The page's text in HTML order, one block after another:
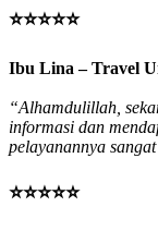
⭐⭐⭐⭐⭐
Ibu Lina – Travel
“Alhamdulillah,
informasi dan
pelayanannya
⭐⭐⭐⭐⭐